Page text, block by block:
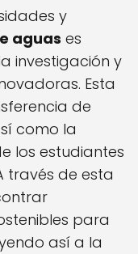
y
aguas es
investigación y
Esta
de
como la
los estudiantes
través de esta
para
así a la